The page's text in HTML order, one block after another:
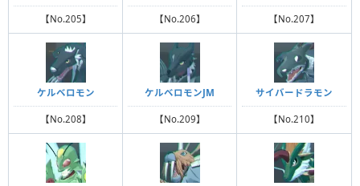
【No.205】 【No.206】 【No.207】
ケルベロモン
【No.208】
ケルベロモンJM
【No.209】
サイバードラモン
【No.210】